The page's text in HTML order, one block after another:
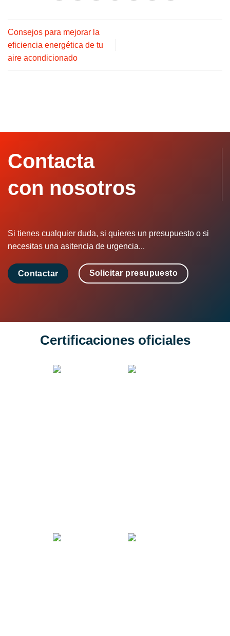
Consejos para mejorar la
eficiencia energética de tu
aire acondicionado
Contacta
con nosotros
Si tienes cualquier duda, si quieres un presupuesto o si
necesitas una asitencia de urgencia...
Contactar Solicitar presupuesto
Certificaciones oficiales